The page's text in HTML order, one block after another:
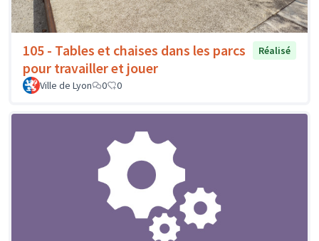
105 - Tables et chaises dans les parcs
pour travailler et jouer
Réalisé
Ville de Lyon 0 0